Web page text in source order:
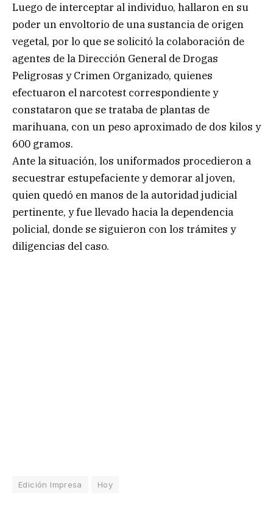
Luego de interceptar al individuo, hallaron en su
poder un envoltorio de una sustancia de origen
vegetal, por lo que se solicitó la colaboración de
agentes de la Dirección General de Drogas
Peligrosas y Crimen Organizado, quienes
efectuaron el narcotest correspondiente y
constataron que se trataba de plantas de
marihuana, con un peso aproximado de dos kilos y
600 gramos.
Ante la situación, los uniformados procedieron a
secuestrar estupefaciente y demorar al joven,
quien quedó en manos de la autoridad judicial
pertinente, y fue llevado hacia la dependencia
policial, donde se siguieron con los trámites y
diligencias del caso.
Edición Impresa Hoy